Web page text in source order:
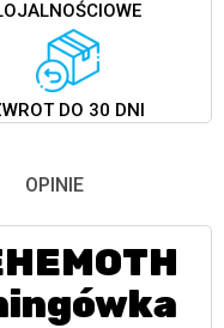
DO 30 DNI
OPINIE